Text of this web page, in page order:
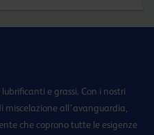
e grassi. Con i nostri
miscelazione all’avanguardia,
che coprono tutte le esigenze